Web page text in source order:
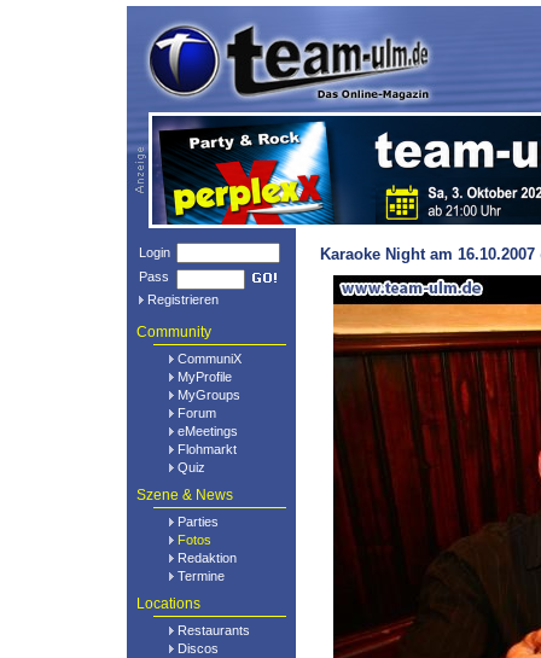
Login
Pass
Registrieren
Community
CommuniX
MyProfile
MyGroups
Forum
eMeetings
Flohmarkt
Quiz
Szene & News
Parties
Fotos
Redaktion
Termine
Locations
Restaurants
Discos
Karaoke Night am